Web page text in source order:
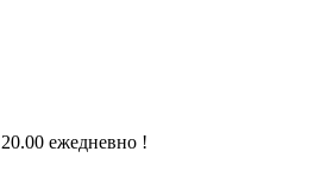
ежедневно !